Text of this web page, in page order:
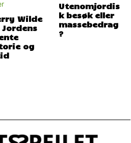
Wilde
Jordens
og
Utenomjordis
k besøk eller
massebedrag
?